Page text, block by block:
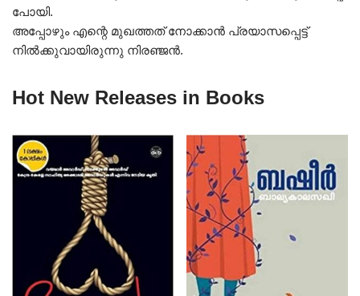
പോയി.
അപ്പോഴും എന്റെ മുഖത്തത് നോക്കാൻ പ്രയാസപ്പെട്ട്
നിൽക്കുവായിരുന്നു നിരഞ്ജൻ.
Hot New Releases in Books